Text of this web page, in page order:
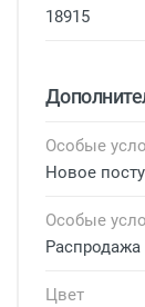
18915
Особые
Новое
Особые
Распродажа
Цвет